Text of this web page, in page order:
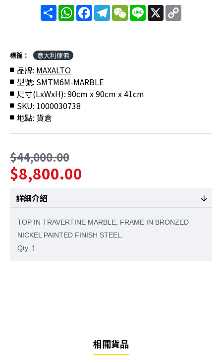
分
享
WhatsAppFacebookTelegram
WeChat
Line X Copy
Link
標籤： 意大利傢俱
品牌: MAXALTO
型號: SMTM6M-MARBLE
尺寸(LxWxH):90cm x 90cm x 41cm
SKU: 1000030738
地點:貨倉
$8,800.00
$44,000.00
詳細介紹
TOP IN TRAVERTINE MARBLE, FRAME IN BRONZED
NICKEL PAINTED FINISH STEEL.
Qty. 1
相關貨品